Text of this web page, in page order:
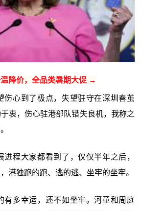
降价，全品类暑期大促 →
伤心到了极点，失望驻守在深圳春茧
衷，伤心驻港部队错失良机，我称之
进程大家都看到了，仅仅半年之后，
港独跑的跑、逃的逃、坐牢的坐牢。
有多幸运，还不如坐牢。河童和周庭